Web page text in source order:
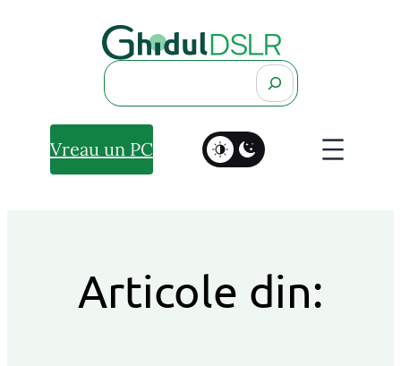
Search
Vreau un PC
Articole din: